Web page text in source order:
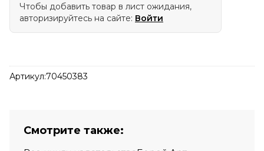
Чтобы добавить товар в лист ожидания,
авторизируйтесь на сайте: Войти
Артикул:70450383
Смотрите также: